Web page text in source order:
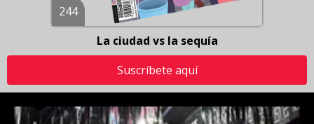
244
La ciudad vs la sequía
Suscríbete aquí